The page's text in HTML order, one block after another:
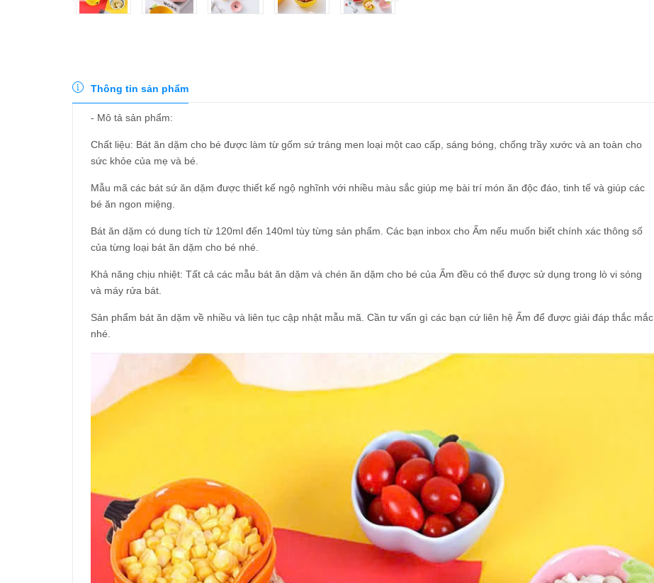
Thông tin sản phẩm
- Mô tả sản phẩm:
Chất liệu: Bát ăn dặm cho bé được làm từ gốm sứ tráng men loại một cao cấp, sáng bóng, chống trầy xước và an toàn cho
sức khỏe của mẹ và bé.
Mẫu mã các bát sứ ăn dặm được thiết kế ngộ nghĩnh với nhiều màu sắc giúp mẹ bài trí món ăn độc đáo, tinh tế và giúp các
bé ăn ngon miệng.
Bát ăn dặm có dung tích từ 120ml đến 140ml tùy từng sản phẩm. Các bạn inbox cho Ấm nếu muốn biết chính xác thông số
của từng loại bát ăn dặm cho bé nhé.
Khả năng chịu nhiệt: Tất cả các mẫu bát ăn dặm và chén ăn dặm cho bé của Ấm đều có thể được sử dụng trong lò vi sóng
và máy rửa bát.
Sản phẩm bát ăn dặm về nhiều và liên tục cập nhật mẫu mã. Cần tư vấn gì các bạn cứ liên hệ Ấm để được giải đáp thắc mắc
nhé.